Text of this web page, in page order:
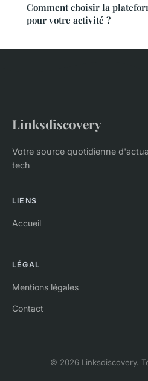
Comment choisir la
pour votre activité ?
Linksdiscovery
Votre source quotidienne
tech
LIENS
Accueil
LÉGAL
Mentions légales
Contact
© 2026 Linksdiscovery.